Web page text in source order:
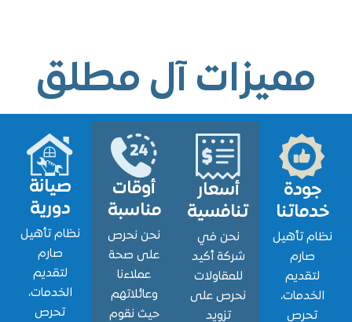
آل مطلق
تأهيل
أسعار
تنافسية
نحن في
شركة أكيد
للمقاولات
نحرص على
أوقات
مناسبة
نحن نحرص
على صحة
وعائلاتهم
حيث نقوم
صيانة
دورية
نظام تأهيل
الخدمات،